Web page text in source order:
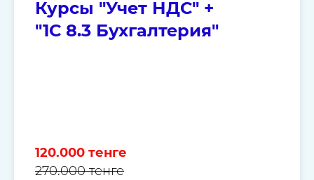
Курсы "Учет НДС" +
"1С 8.3 Бухгалтерия"
120.000 тенге
270.000 тенге